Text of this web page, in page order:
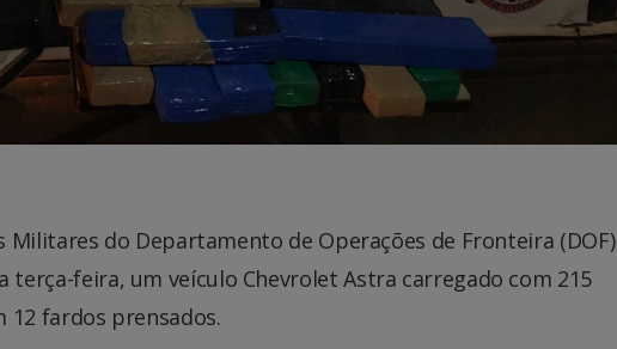
Militares do Departamento de Operações de Fronteira (DOF)
terça-feira, um veículo Chevrolet Astra carregado com 215
12 fardos prensados.